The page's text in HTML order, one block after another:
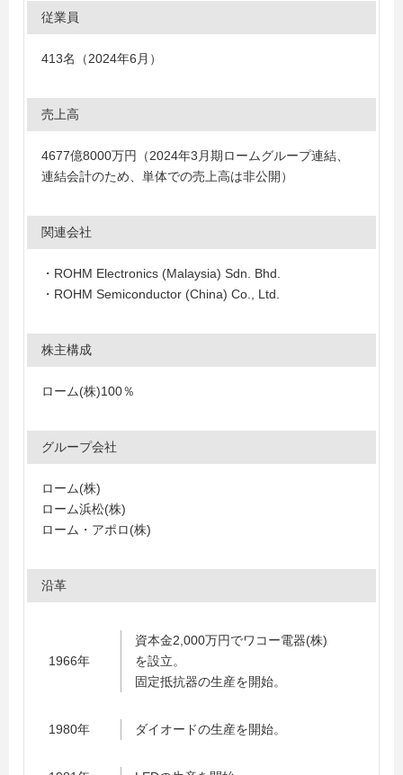
従業員
413名（2024年6月）
売上高
4677億8000万円（2024年3月期ロームグループ連結、
連結会計のため、単体での売上高は非公開）
関連会社
・ROHM Electronics (Malaysia) Sdn. Bhd.
・ROHM Semiconductor (China) Co., Ltd.
株主構成
ローム(株)100％
グループ会社
ローム(株)
ローム浜松(株)
ローム・アポロ(株)
沿革
1966年
資本金2,000万円でワコー電器(株)
を設立。
固定抵抗器の生産を開始。
1980年 ダイオードの生産を開始。